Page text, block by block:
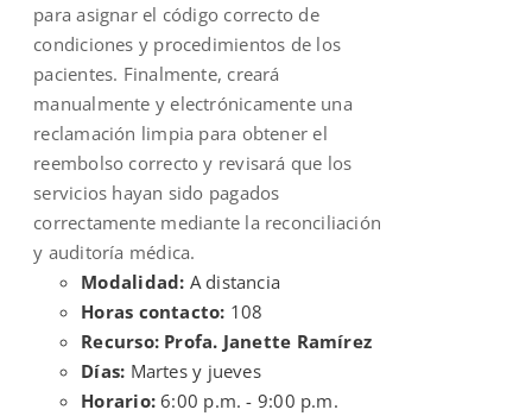
para asignar el código correcto de
condiciones y procedimientos de los
pacientes. Finalmente, creará
manualmente y electrónicamente una
reclamación limpia para obtener el
reembolso correcto y revisará que los
servicios hayan sido pagados
correctamente mediante la reconciliación
y auditoría médica.
Modalidad: A distancia
Horas contacto: 108
Recurso: Profa. Janette Ramírez
Días: Martes y jueves
Horario:6:00 p.m. - 9:00 p.m.